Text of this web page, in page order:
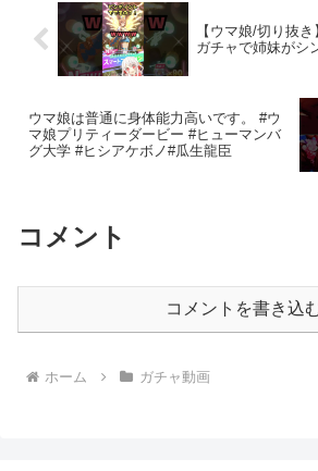
【ウマ娘/切り抜
ガチャで姉妹がシ
ウマ娘は普通に身体能力高いです。 #ウ
マ娘プリティーダービー #ヒューマンバ
グ大学 #ヒシアケボノ#瓜生龍臣
コメント
コメントを書き込
ホーム ガチャ動画